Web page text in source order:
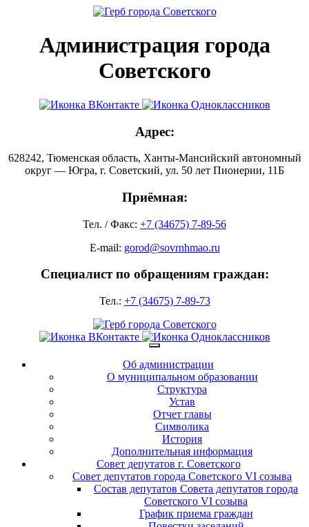
Администрация города
Советского
Адрес:
628242, Тюменская область, Ханты-Мансийский автономный
округ — Югра, г. Советский, ул. 50 лет Пионерии, 11Б
Приёмная:
Тел. / Факс: +7 (34675) 7-89-56
E-mail: gorod@sovrnhmao.ru
Специалист по обращениям граждан:
Тел.: +7 (34675) 7-89-73
Об администрации
О муниципальном образовании
Структура
Устав
Отчет главы
Символика
История
Дополнительная информация
Совет депутатов г. Советского
Совет депутатов города Советского VI созыва
Состав депутатов Совета депутатов города
Советского VI созыва
График приема граждан